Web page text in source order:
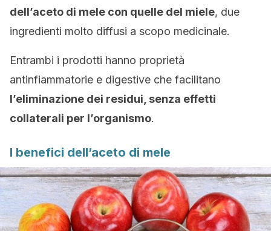
dell’aceto di mele con quelle del miele, due
ingredienti molto diffusi a scopo medicinale.
Entrambi i prodotti hanno proprietà
antinfiammatorie e digestive che facilitano
l’eliminazione dei residui, senza effetti
collaterali per l’organismo.
I benefici dell’aceto di mele